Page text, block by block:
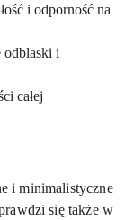
i odporność na
odblaski i
całej
i minimalistyczne
się także w